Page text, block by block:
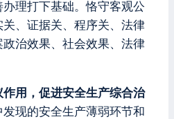
理打下基础。恪守客观公
、证据关、程序关、法律
治效果、社会效果、法律
用，促进安全生产综合治
现的安全生产薄弱环节和